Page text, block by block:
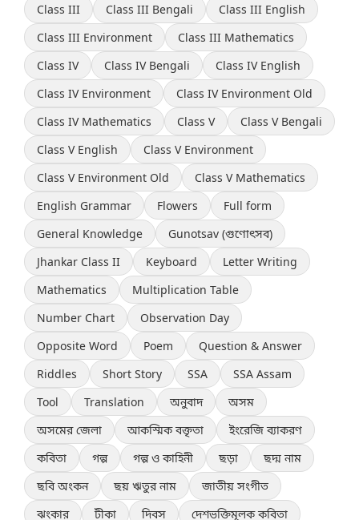
Class III
Class III Bengali
Class III English
Class III Environment
Class III Mathematics
Class IV
Class IV Bengali
Class IV English
Class IV Environment
Class IV Environment Old
Class IV Mathematics
Class V
Class V Bengali
Class V English
Class V Environment
Class V Environment Old
Class V Mathematics
English Grammar
Flowers
Full form
General Knowledge
Gunotsav (গুণোৎসব)
Jhankar Class II
Keyboard
Letter Writing
Mathematics
Multiplication Table
Number Chart
Observation Day
Opposite Word
Poem
Question & Answer
Riddles
Short Story SSA
SSA Assam
Tool
Translation অনুবাদ
অসম
অসমের জেলা
আকস্মিক বক্তৃতা
ইংরেজি ব্যাকরণ
কবিতা
গল্প গল্প ও কাহিনী ছড়া
ছদ্ম নাম
ছবি অংকন
ছয় ঋতুর নাম
জাতীয় সংগীত
ঝংকার
টীকা দিবস দেশভক্তিমূলক কবিতা